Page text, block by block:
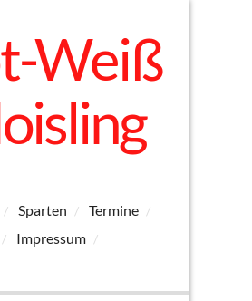
Weiß
Sparten
Termine
Impressum